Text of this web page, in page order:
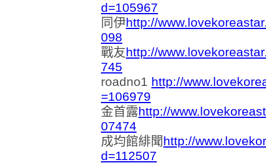
d=105967
同伊http://
098
戰友http://
745
roadno1 http://
=106979
金首露http://
07474
成均館緋聞http://
d=112507